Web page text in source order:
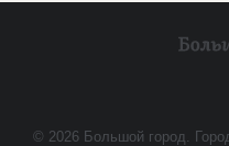
© 2026 Большой город.